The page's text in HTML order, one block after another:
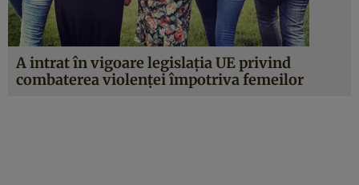
A intrat în vigoare legislația UE privind
combaterea violenței împotriva femeilor